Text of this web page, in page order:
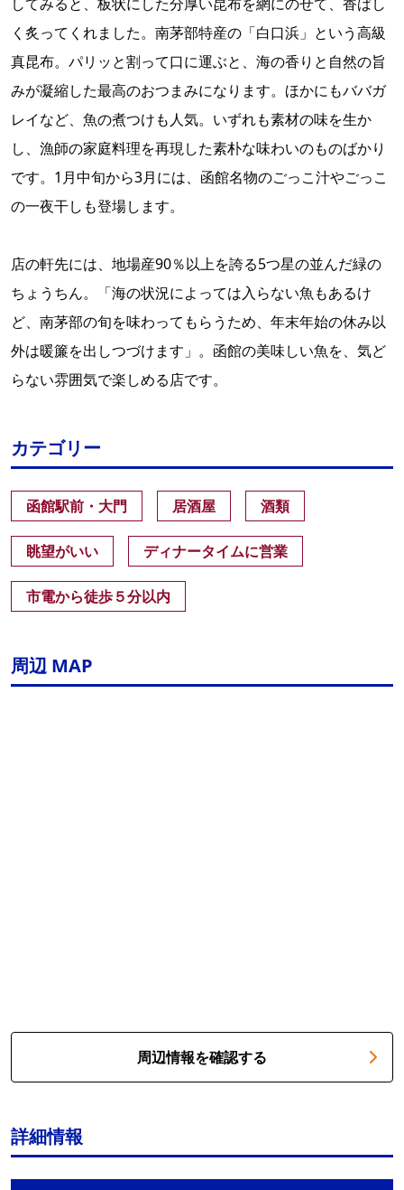
く炙ってくれました。南茅部特産の「白口浜」という高級
真昆布。パリッと割って口に運ぶと、海の香りと自然の旨
みが凝縮した最高のおつまみになります。ほかにもババガ
レイなど、魚の煮つけも人気。いずれも素材の味を生か
し、漁師の家庭料理を再現した素朴な味わいのものばかり
です。1月中旬から3月には、函館名物のごっこ汁やごっこ
の一夜干しも登場します。
店の軒先には、地場産90％以上を誇る5つ星の並んだ緑の
ちょうちん。「海の状況によっては入らない魚もあるけ
ど、南茅部の旬を味わってもらうため、年末年始の休み以
外は暖簾を出しつづけます」。函館の美味しい魚を、気ど
らない雰囲気で楽しめる店です。
カテゴリー
函館駅前・大門 居酒屋 酒類
眺望がいい ディナータイムに営業
市電から徒歩５分以内
周辺 MAP
周辺情報を確認する
詳細情報